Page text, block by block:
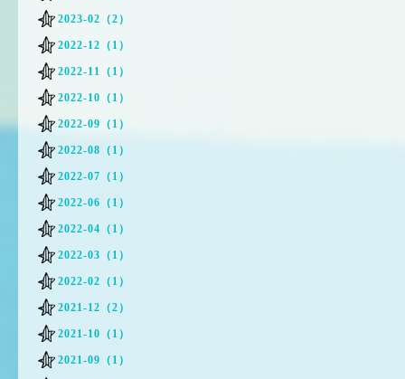
2023-02（2）
2022-12（1）
2022-11（1）
2022-10（1）
2022-09（1）
2022-08（1）
2022-07（1）
2022-06（1）
2022-04（1）
2022-03（1）
2022-02（1）
2021-12（2）
2021-10（1）
2021-09（1）